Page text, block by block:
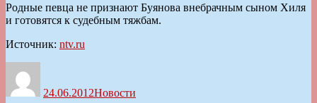
Родные певца не признают Буянова внебрачным сыном Хиля
и готовятся к судебным тяжбам.
Источник: ntv.ru
24.06.2012Новости